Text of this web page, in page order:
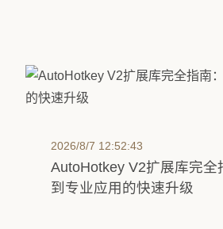
2026/8/7 12:52:43
AutoHotkey V2扩展库完全
到专业应用的快速升级